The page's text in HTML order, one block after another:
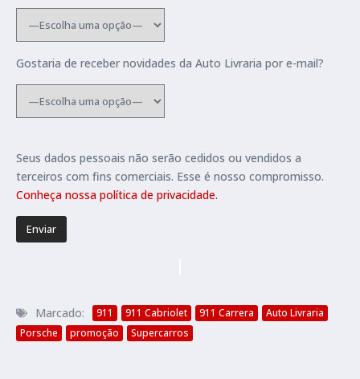
Gostaria de receber novidades da Auto Livraria por e-mail?
Seus dados pessoais não serão cedidos ou vendidos a
terceiros com fins comerciais. Esse é nosso compromisso.
Conheça nossa política de privacidade.
Marcado: 911 911 Cabriolet 911 Carrera
Auto Livraria
Porsche
promoção Supercarros